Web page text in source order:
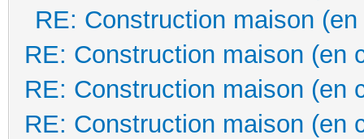
RE: Construction maison
RE: Construction maison (en
RE: Construction maison (en
RE: Construction maison (en